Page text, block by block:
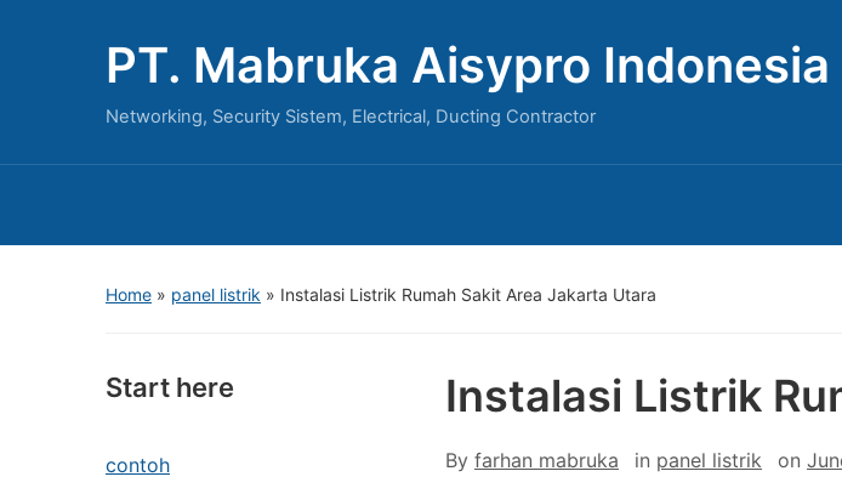
PT. Mabruka Aisypro Indonesia
Networking, Security Sistem, Electrical, Ducting Contractor
Home » panel listrik » Instalasi Listrik Rumah Sakit Area Jakarta Utara
Start here
contoh
Instalasi Listrik
By farhan mabruka in panel listrik on